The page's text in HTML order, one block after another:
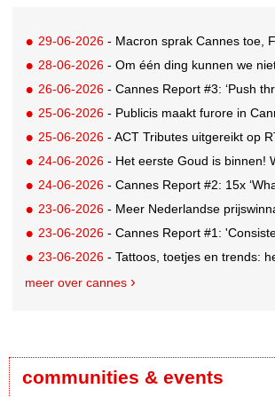
29-06-2026 - Macron sprak Cannes toe, Frankrijk 2026
28-06-2026 - Om één ding kunnen we niet heen: weinig awards voor
26-06-2026 - Cannes Report #3: ‘Push
25-06-2026 - Publicis maakt furore in Cannes: Goud voor
25-06-2026 - ACT Tributes uitgereikt op RTL
24-06-2026 - Het eerste Goud is binnen! Wieden+Kennedy glanst
24-06-2026 - Cannes Report #2: 15x ‘What?’ met marketing-
23-06-2026 - Meer Nederlandse prijswinnaars in Cannes:
23-06-2026 - Cannes Report #1:
23-06-2026 - Tattoos, toetjes en trends: het Pinterest Manifestival zet
meer over cannes
communities & events